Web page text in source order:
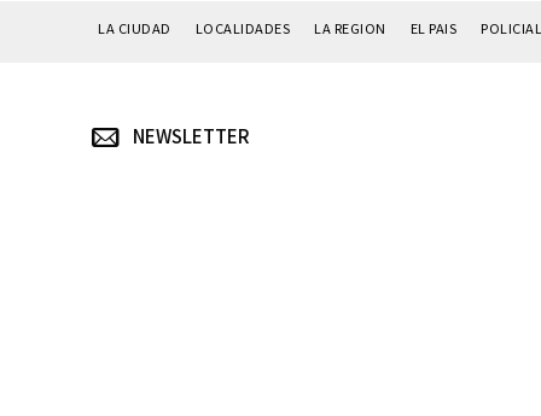
LA CIUDAD LOCALIDADES LA REGION EL PAIS
NEWSLETTER